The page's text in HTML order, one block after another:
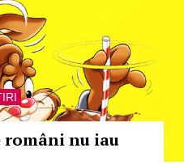
români nu iau